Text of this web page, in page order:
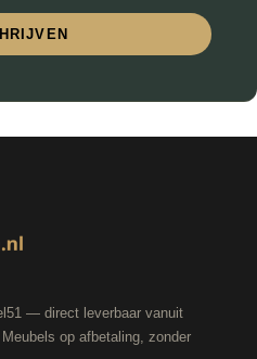
— direct leverbaar vanuit
op afbetaling, zonder